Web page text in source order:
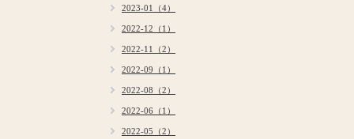
2023-01（4）
2022-12（1）
2022-11（2）
2022-09（1）
2022-08（2）
2022-06（1）
2022-05（2）